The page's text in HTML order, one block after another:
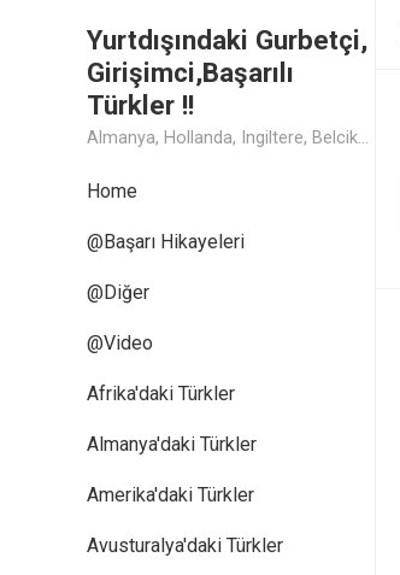
Yurtdışındaki Gurbetçi,
Girişimci,Başarılı
Türkler !!
Almanya, Hollanda, Ingiltere, Belcika, Fransa, Amerika, Cin, Rusya, Isvec, Isvicre, Yunanistan, Kanada, Avusturya Başarılı Muthis Türk lerin Hikaye ve Öykuleri, Turk Isadamlari, Turk Girisimciler, Avrupali Turkler
Home
@Başarı Hikayeleri
@Diğer
@Video
Afrika'daki Türkler
Almanya'daki Türkler
Amerika'daki Türkler
Avusturalya'daki Türkler